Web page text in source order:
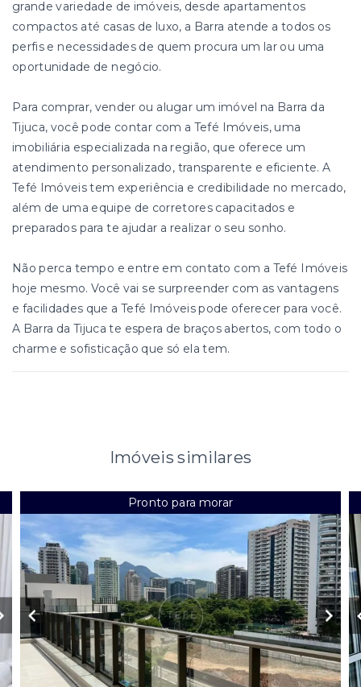
grande variedade de imóveis, desde apartamentos
compactos até casas de luxo, a Barra atende a todos os
perfis e necessidades de quem procura um lar ou uma
oportunidade de negócio.
Para comprar, vender ou alugar um imóvel na Barra da
Tijuca, você pode contar com a Tefé Imóveis, uma
imobiliária especializada na região, que oferece um
atendimento personalizado, transparente e eficiente. A
Tefé Imóveis tem experiência e credibilidade no mercado,
além de uma equipe de corretores capacitados e
preparados para te ajudar a realizar o seu sonho.
Não perca tempo e entre em contato com a Tefé Imóveis
hoje mesmo. Você vai se surpreender com as vantagens
e facilidades que a Tefé Imóveis pode oferecer para você.
A Barra da Tijuca te espera de braços abertos, com todo o
charme e sofisticação que só ela tem.
Imóveis similares
Pronto para morar